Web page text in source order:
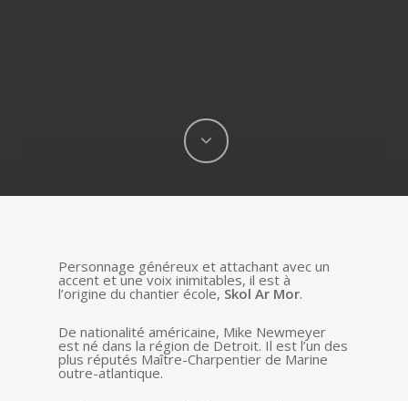
Personnage généreux et attachant avec un
accent et une voix inimitables, il est à
l’origine du chantier école, Skol Ar Mor.
De nationalité américaine, Mike Newmeyer
est né dans la région de Detroit. Il est l’un des
plus réputés Maître-Charpentier de Marine
outre-atlantique.